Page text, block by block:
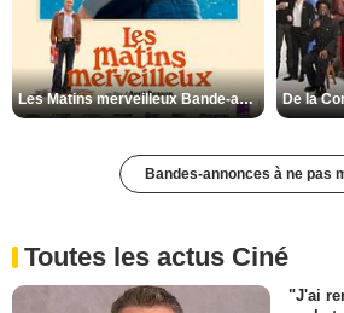
Les Matins merveilleux Bande-annonce VF
Bandes-annonces à ne pas
Toutes les actus Ciné
"J'ai